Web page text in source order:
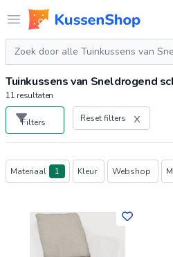
Open menu
Logo www.kussenshop.nl
Zoeken
Tuinkussens van Sneldrogend
11 resultaten
Filters Reset filters
Producten
Materiaal 1 Kleur Webshop